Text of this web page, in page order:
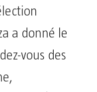
a donné le
vous des